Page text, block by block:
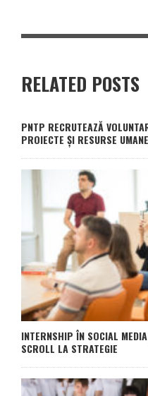
RELATED POSTS
PNTP RECRUTEAZĂ
PROIECTE ȘI RESURSE UMANE
INTERNSHIP ÎN SOCIAL
SCROLL LA STRATEGIE